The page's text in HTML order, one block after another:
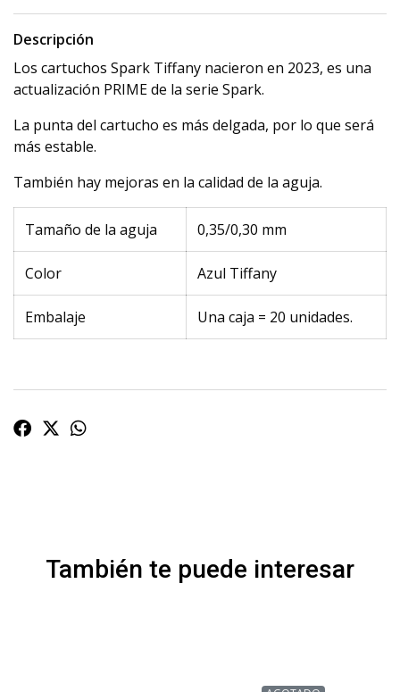
Descripción
Los cartuchos Spark Tiffany nacieron en 2023, es una
actualización PRIME de la serie Spark.
La punta del cartucho es más delgada, por lo que será
más estable.
También hay mejoras en la calidad de la aguja.
Tamaño de la aguja 0,35/0,30 mm
Color Azul Tiffany
Embalaje Una caja = 20 unidades.
También te puede interesar